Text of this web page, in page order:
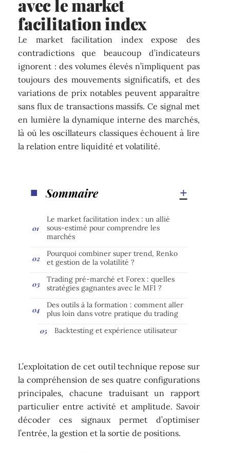
avec le market
facilitation index
Le market facilitation index expose des
contradictions que beaucoup d’indicateurs
ignorent : des volumes élevés n’impliquent pas
toujours des mouvements significatifs, et des
variations de prix notables peuvent apparaître
sans flux de transactions massifs. Ce signal met
en lumière la dynamique interne des marchés,
là où les oscillateurs classiques échouent à lire
la relation entre liquidité et volatilité.
Sommaire
Le market facilitation index : un allié
sous-estimé pour comprendre les
marchés
Pourquoi combiner super trend, Renko
et gestion de la volatilité ?
Trading pré-marché et Forex : quelles
stratégies gagnantes avec le MFI ?
Des outils à la formation : comment aller
plus loin dans votre pratique du trading
Backtesting et expérience utilisateur
L’exploitation de cet outil technique repose sur
la compréhension de ses quatre configurations
principales, chacune traduisant un rapport
particulier entre activité et amplitude. Savoir
décoder ces signaux permet d’optimiser
l’entrée, la gestion et la sortie de positions.